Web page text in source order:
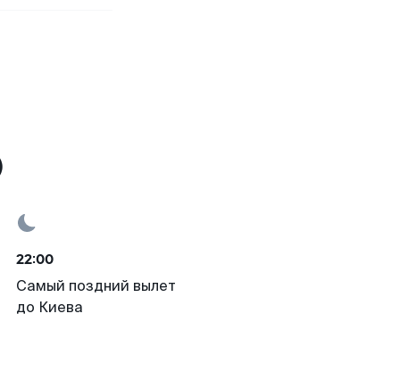
22:00
Самый поздний вылет
до Киева